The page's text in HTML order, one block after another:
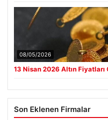
08/05/2026
13 Nisan 2026 Altın
Son Eklenen Firmalar